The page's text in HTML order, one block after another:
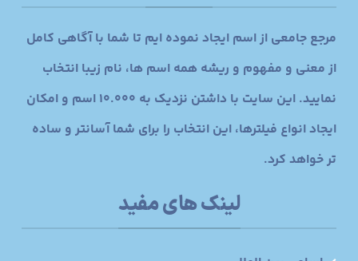
مرجع جامعی از اسم ایجاد نموده ایم تا شما با آگاهی کامل
از معنی و مفهوم و ریشه همه اسم ها، نام زیبا انتخاب
نمایید. این سایت با داشتن نزدیک به 10.000 اسم و امکان
ایجاد انواع فیلترها، این انتخاب را برای شما آسانتر و ساده
تر خواهد کرد.
لینک های مفید